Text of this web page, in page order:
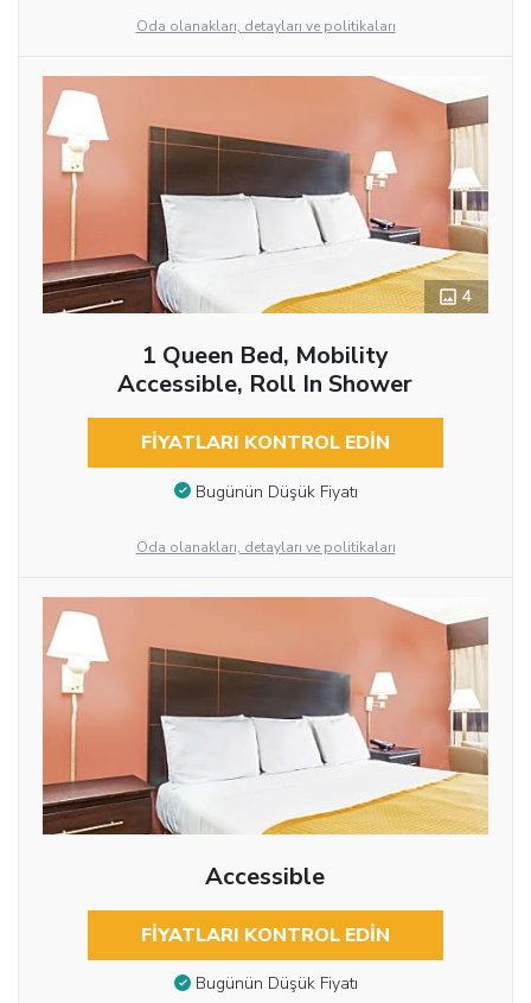
Oda olanakları, detayları ve politikaları
4
1 Queen Bed, Mobility
Accessible, Roll In Shower
FIYATLARI KONTROL EDIN
Bugünün Düşük Fiyatı
Oda olanakları, detayları ve politikaları
Accessible
FIYATLARI KONTROL EDIN
Bugünün Düşük Fiyatı